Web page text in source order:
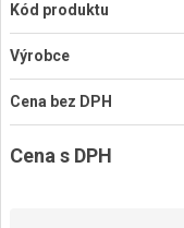
Kód produktu
Výrobce
Cena bez DPH
Cena s DPH